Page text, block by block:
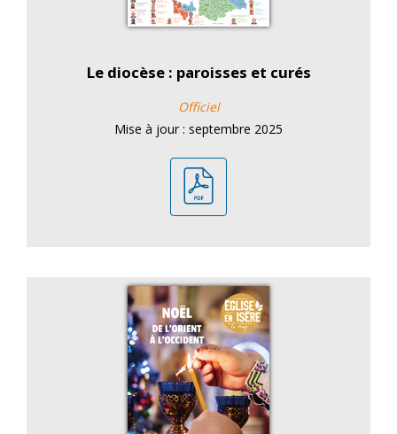
Le diocèse : paroisses et curés
Officiel
Mise à jour : septembre 2025